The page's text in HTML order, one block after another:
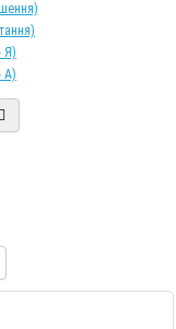
Я)
A)